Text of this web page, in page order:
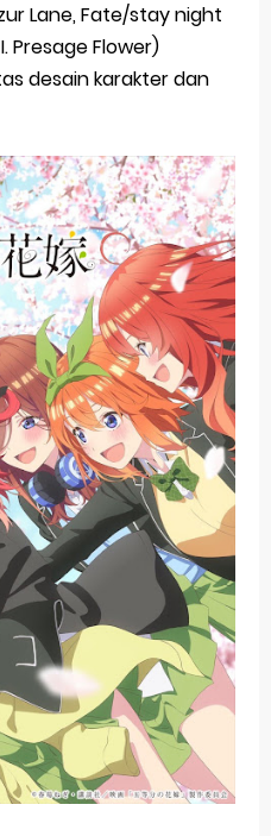
Lane, Fate/stay night
Presage Flower)
desain karakter dan